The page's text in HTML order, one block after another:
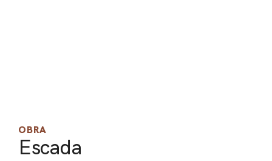
OBRA
Escada